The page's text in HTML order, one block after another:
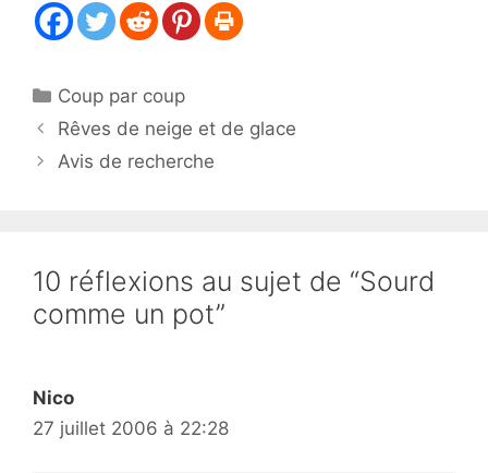
Catégories
Coup par coup
Rêves de neige et de glace
Avis de recherche
10 réflexions au sujet de “Sourd
comme un pot”
Nico
27 juillet 2006 à 22:28